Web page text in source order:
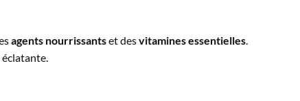
agents nourrissantset desvitamines essentielles.